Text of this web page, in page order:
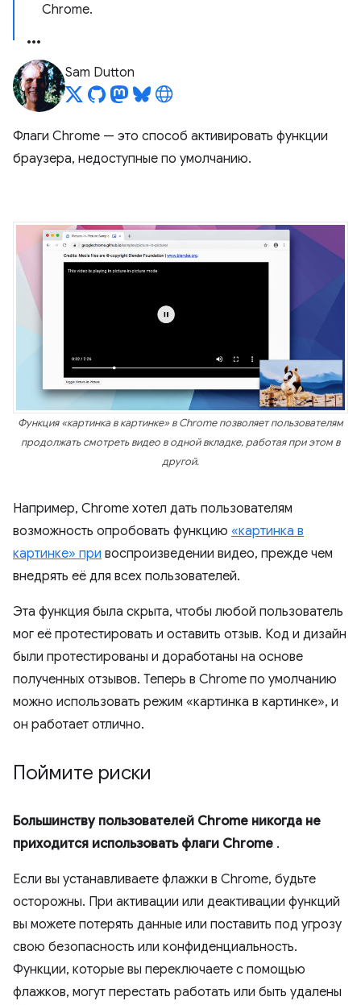
Chrome.
Sam Dutton
Флаги Chrome — это способ активировать функции
браузера, недоступные по умолчанию.
Функция «картинка в картинке» в Chrome позволяет пользователям
продолжать смотреть видео в одной вкладке, работая при этом в
другой.
Например, Chrome хотел дать пользователям
возможность опробовать функцию «картинка в
картинке» при воспроизведении видео, прежде чем
внедрять её для всех пользователей.
Эта функция была скрыта, чтобы любой пользователь
мог её протестировать и оставить отзыв. Код и дизайн
были протестированы и доработаны на основе
полученных отзывов. Теперь в Chrome по умолчанию
можно использовать режим «картинка в картинке», и
он работает отлично.
Поймите риски
Большинству пользователей Chrome никогда не
приходится использовать флаги Chrome .
Если вы устанавливаете флажки в Chrome, будьте
осторожны. При активации или деактивации функций
вы можете потерять данные или поставить под угрозу
свою безопасность или конфиденциальность.
Функции, которые вы переключаете с помощью
флажков, могут перестать работать или быть удалены